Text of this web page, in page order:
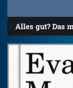
Alles gut? Das